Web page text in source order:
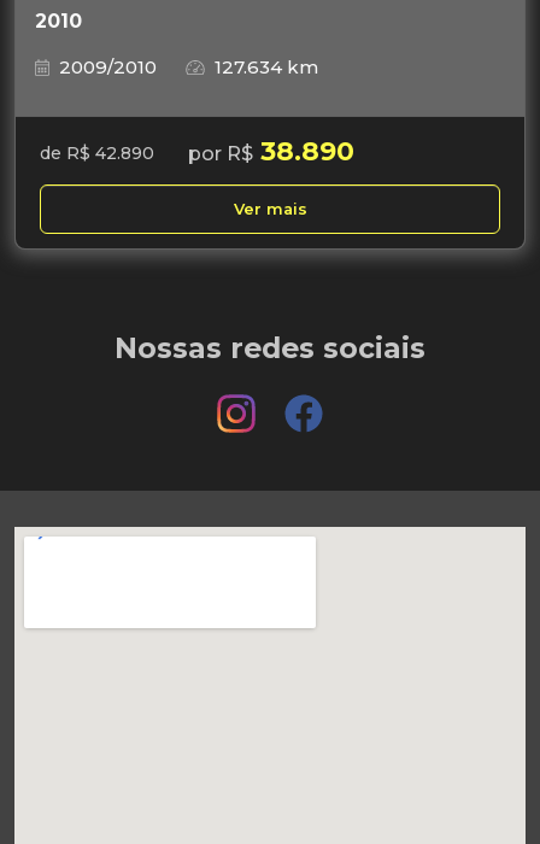
2010
2009/2010
127.634 km
de R$ 42.890 por R$ 38.890
Ver mais
Nossas redes sociais